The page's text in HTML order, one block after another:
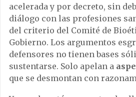
acelerada y por decreto, sin
diálogo con las profesiones
del criterio del Comité de
Gobierno. Los argumentos
defensores no tienen bases
sustentarse. Solo apelan a
que se desmontan con